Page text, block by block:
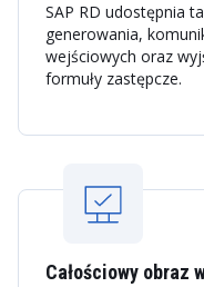
SAP RD udostępnia
generowania,
wejściowych oraz
formuły zastępcze.
Całościowy obraz